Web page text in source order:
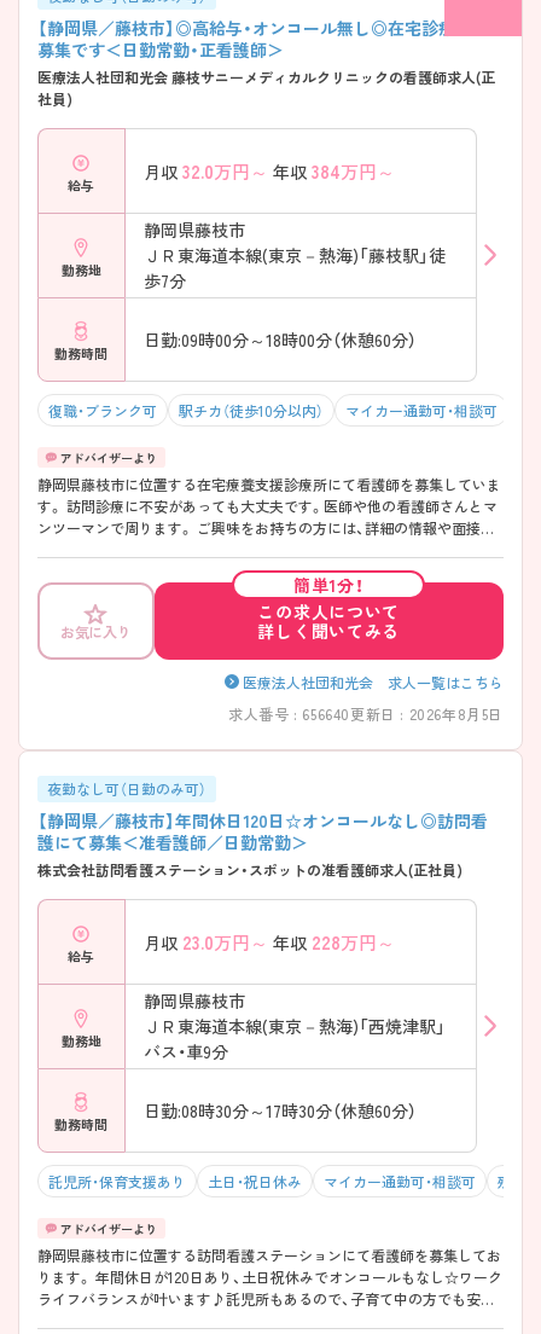
【静岡県／藤枝市】◎高給与・オンコール無し◎在宅診療での
募集です＜日勤常勤・正看護師＞
医療法人社団和光会 藤枝サニーメディカルクリニックの看護師求人(正
社員)
給与
月収 32.0万円～ 年収 384万円～
勤務地
静岡県藤枝市
ＪＲ東海道本線(東京－熱海)「藤枝駅」徒
歩7分
勤務時間
日勤:09時00分～18時00分（休憩60分）
復職・ブランク可 駅チカ（徒歩10分以内） マイカー通勤可・相談可
静岡県藤枝市に位置する在宅療養支援診療所にて看護師を募集していま
す。 訪問診療に不安があっても大丈夫です。医師や他の看護師さんとマ
ンツーマンで周ります。 ご興味をお持ちの方には、詳細の情報や面接の
お気に入り
簡単1分！
この求人について
詳しく聞いてみる
医療法人社団和光会 求人一覧はこちら
求人番号 : 656640更新日 : 2026年8月5日
夜勤なし可（日勤のみ可）
【静岡県／藤枝市】年間休日120日☆オンコールなし◎訪問看
護にて募集＜准看護師／日勤常勤＞
株式会社訪問看護ステーション・スポットの准看護師求人(正社員)
給与
月収 23.0万円～ 年収 228万円～
勤務地
静岡県藤枝市
ＪＲ東海道本線(東京－熱海)「西焼津駅」
バス・車9分
勤務時間
日勤:08時30分～17時30分（休憩60分）
託児所・保育支援あり 土日・祝日休み マイカー通勤可・相談可 残業
静岡県藤枝市に位置する訪問看護ステーションにて看護師を募集してお
ります。 年間休日が120日あり、土日祝休みでオンコールもなし☆ワーク
ライフバランスが叶います♪託児所もあるので、子育て中の方でも安心